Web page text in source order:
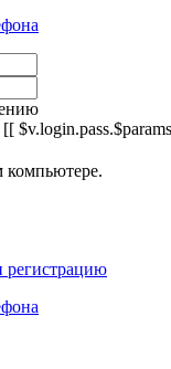
компьютере.
регистрацию